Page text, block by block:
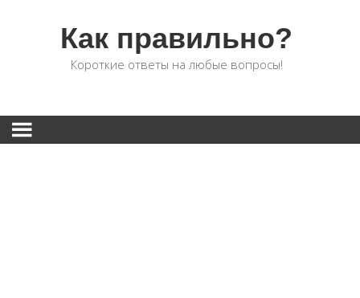
Как правильно?
Короткие ответы на любые вопросы!